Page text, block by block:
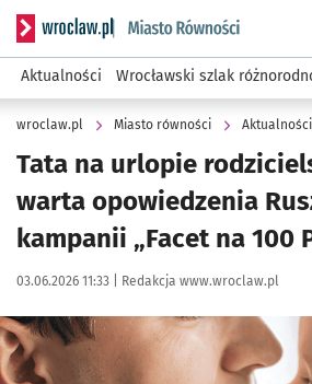
Serwis informacyjny wroclaw.pl
Aktualności Wrocławski szlak
wroclaw.pl Miasto równości Aktualności
Tata na urlopie
warta opowiedzenia
kampanii „Facet na 100
Data publikacji:
03.06.2026 11:33 | Autor:
Redakcja www.wroclaw.pl
Kliknij, aby powiększyć